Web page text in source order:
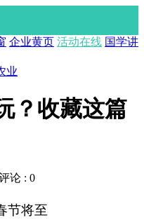
企业黄页 活动在线 国学讲
业
？收藏这篇
论 : 0
节将至